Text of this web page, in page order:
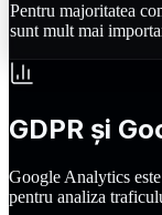
Pentru majoritatea
sunt mult mai
GDPR și
Google Analytics
pentru analiza